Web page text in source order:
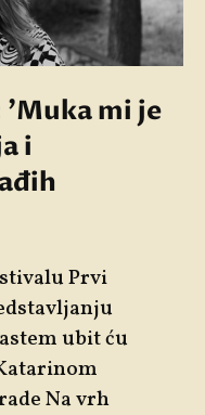
mi je
i
Prvi
ubit ću
Na vrh